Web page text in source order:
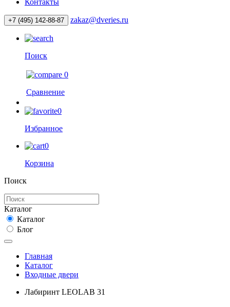
Контакты
+7 (495) 142-88-87 zakaz@dveries.ru
Поиск
0
Сравнение
0
Избранное
0
Корзина
Поиск
Каталог
Каталог
Блог
Главная
Каталог
Входные двери
Лабиринт LEOLAB 31